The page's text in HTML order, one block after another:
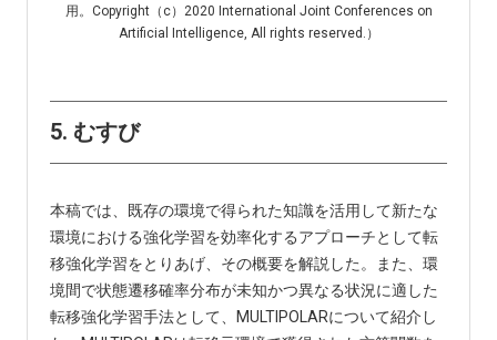
用。Copyright（c）2020 International Joint Conferences on
Artificial Intelligence, All rights reserved.）
5. むすび
本稿では、既存の環境で得られた知識を活用して新たな
環境における強化学習を効率化するアプローチとして転
移強化学習をとりあげ、その概要を解説した。また、環
境間で状態遷移確率分布が未知かつ異なる状況に適した
転移強化学習手法として、MULTIPOLARについて紹介し